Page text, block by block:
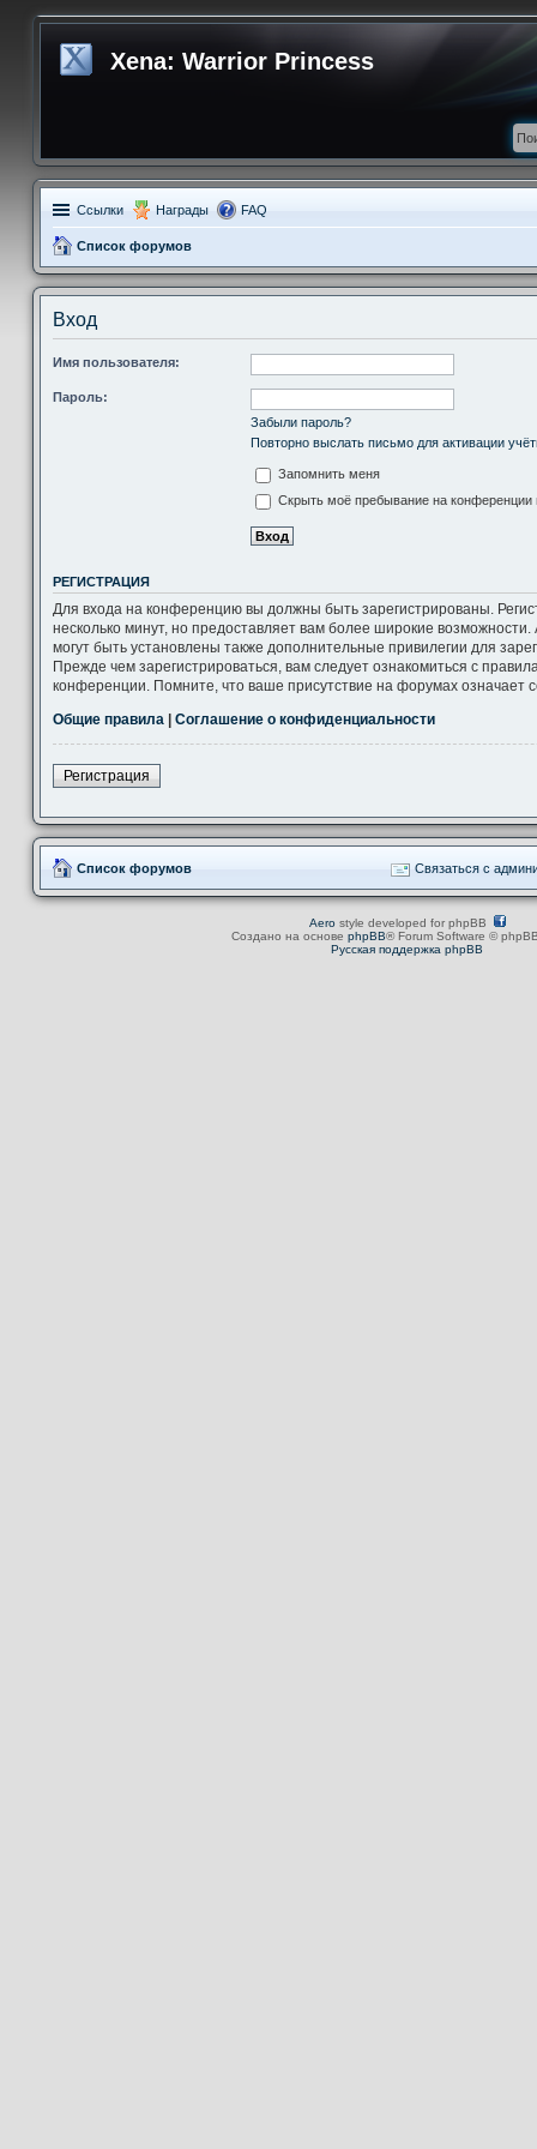
Xena: Warrior Princess
Ссылки Награды FAQ
Список форумов
Вход
Имя пользователя:
Пароль:
Забыли пароль?
Повторно выслать письмо для активации
Запомнить меня
Скрыть моё пребывание на конференции
РЕГИСТРАЦИЯ
Для входа на конференцию вы должны быть зарегистрированы.
несколько минут, но предоставляет вам более широкие
могут быть установлены также дополнительные привилегии для
Прежде чем зарегистрироваться, вам следует ознакомиться с
конференции. Помните, что ваше присутствие на форумах означает
Общие правила
Соглашение о конфиденциальности
Регистрация
Список форумов Связаться с
Aerostyle developed for phpBB
Создано на основе phpBB® Forum Software ©
Русская поддержка phpBB